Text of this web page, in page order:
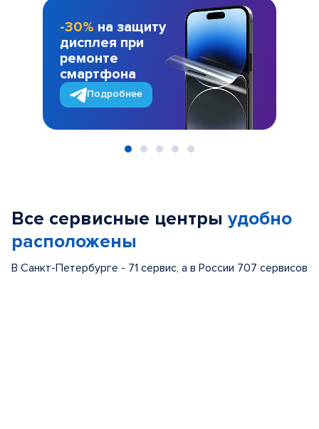
-30% на защиту
дисплея при
ремонте
смартфона
Подробнее
Все сервисные центры удобно
расположены
В Санкт-Петербурге - 71 сервис, а в России 707 сервисов